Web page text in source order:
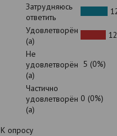
Затрудняюсь
ответить
Удовлетворён
(а)
Не
удовлетворён
(а)
5 (0%)
Частично
удовлетворён
(а)
0 (0%)
К опросу